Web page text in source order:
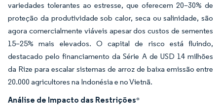
variedades tolerantes ao estresse, que oferecem 20–30% de
proteção da produtividade sob calor, seca ou salinidade, são
agora comercialmente viáveis apesar dos custos de sementes
15–25% mais elevados. O capital de risco está fluindo,
destacado pelo financiamento da Série A de USD 14 milhões
da Rize para escalar sistemas de arroz de baixa emissão entre
20.000 agricultores na Indonésia e no Vietnã.
Análise de Impacto das Restrições*